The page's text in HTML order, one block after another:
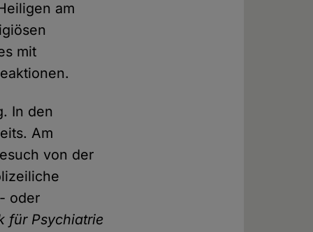
am
mit
In den
Am
von der
oder
für Psychiatrie